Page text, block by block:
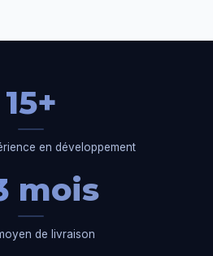
15+
en développement
mois
de livraison